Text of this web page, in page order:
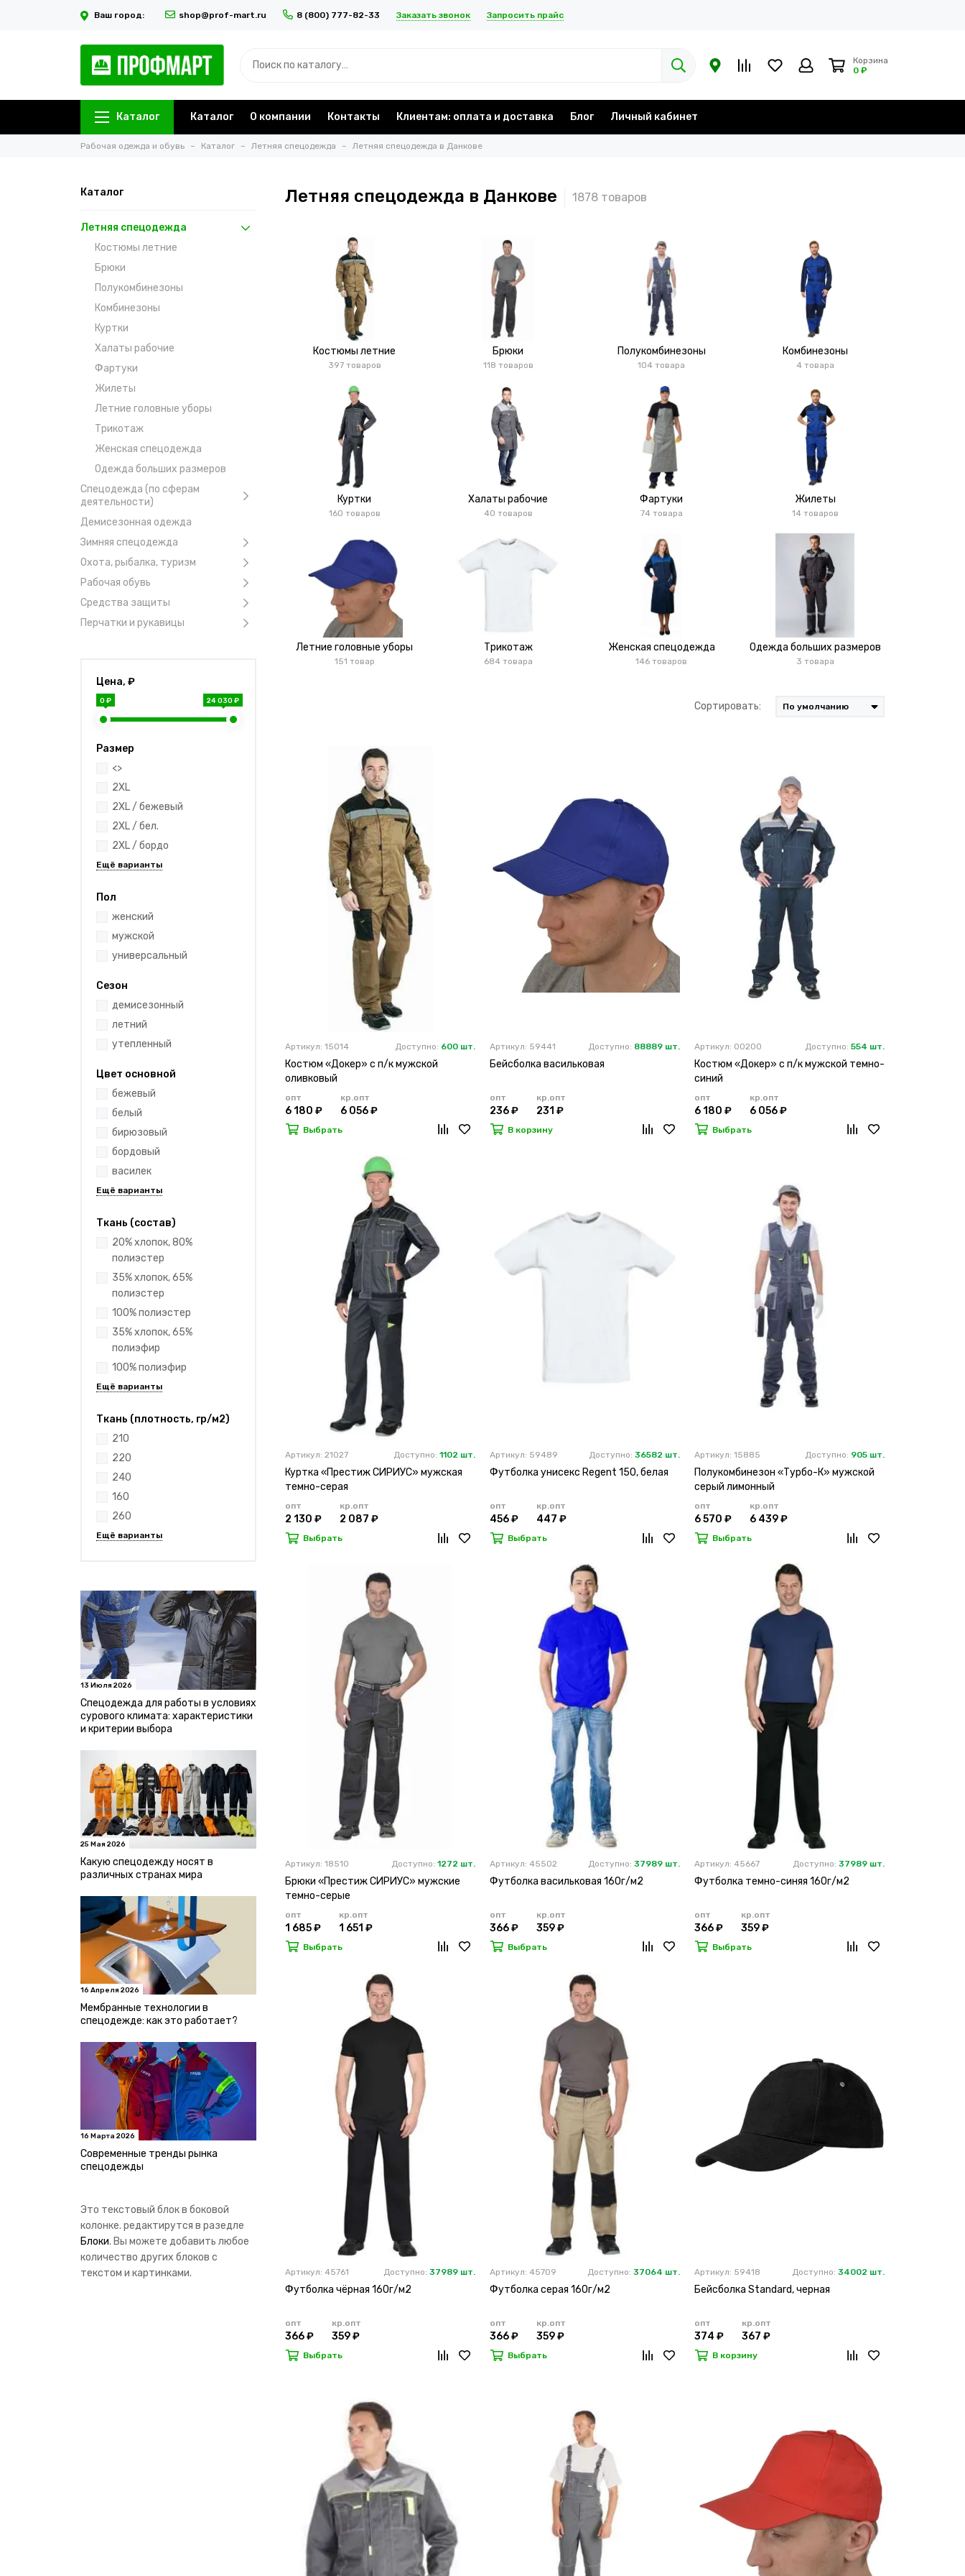
Ваш город: shop@prof-mart.ru 8 (800) 777-82-33 Заказать звонок Запросить прайс
Корзина
0 ₽
Каталог Каталог О компании Контакты Клиентам: оплата и доставка Блог Личный кабинет
Рабочая одежда и обувь Каталог Летняя спецодежда Летняя спецодежда в Данкове
Каталог
Летняя спецодежда
Костюмы летние
Брюки
Полукомбинезоны
Комбинезоны
Куртки
Халаты рабочие
Фартуки
Жилеты
Летние головные уборы
Трикотаж
Женская спецодежда
Одежда больших размеров
Спецодежда (по сферам
деятельности)
Демисезонная одежда
Зимняя спецодежда
Охота, рыбалка, туризм
Рабочая обувь
Средства защиты
Перчатки и рукавицы
Цена, ₽
0 ₽ 24 030 ₽
Размер
<>
2XL
2XL / бежевый
2XL / бел.
2XL / бордо
Пол
женский
мужской
универсальный
Сезон
демисезонный
летний
утепленный
Цвет основной
бежевый
белый
бирюзовый
бордовый
василек
Ткань (состав)
20% хлопок, 80%
полиэстер
35% хлопок, 65%
полиэстер
100% полиэстер
35% хлопок, 65%
полиэфир
100% полиэфир
Ткань (плотность, гр/м2)
210
220
240
160
260
13 Июля 2026
Спецодежда для работы в условиях
сурового климата: характеристики
и критерии выбора
25 Мая 2026
Какую спецодежду носят в
различных странах мира
16 Апреля 2026
Мембранные технологии в
спецодежде: как это работает?
16 Марта 2026
Современные тренды рынка
спецодежды
Это текстовый блок в боковой
колонке. редактирутся в разедле
Блоки. Вы можете добавить любое
количество других блоков с
текстом и картинками.
Летняя спецодежда в Данкове
Костюмы летние
397 товаров
Брюки
118 товаров
Полукомбинезоны
104 товара
Комбинезоны
4 товара
Куртки
160 товаров
Халаты рабочие
40 товаров
Фартуки
74 товара
Жилеты
14 товаров
Летние головные уборы
151 товар
Трикотаж
684 товара
Женская спецодежда
146 товаров
Одежда больших размеров
3 товара
Сортировать:
Артикул: 15014 Доступно: 600 шт.
Костюм «Докер» с п/к мужской
оливковый
опт
6 180 ₽
кр.опт
6 056 ₽
Выбрать
Артикул: 59441 Доступно: 88889 шт.
Бейсболка васильковая
опт
236 ₽
кр.опт
231 ₽
В корзину
Артикул: 00200 Доступно: 554 шт.
Костюм «Докер» с п/к мужской темно-
синий
опт
6 180 ₽
кр.опт
6 056 ₽
Выбрать
Артикул: 21027 Доступно: 1102 шт.
Куртка «Престиж СИРИУС» мужская
темно-серая
опт
2 130 ₽
кр.опт
2 087 ₽
Выбрать
Артикул: 59489 Доступно: 36582 шт.
Футболка унисекс Regent 150, белая
опт
456 ₽
кр.опт
447 ₽
Выбрать
Артикул: 15885 Доступно: 905 шт.
Полукомбинезон «Турбо-К» мужской
серый лимонный
опт
6 570 ₽
кр.опт
6 439 ₽
Выбрать
Артикул: 18510 Доступно: 1272 шт.
Брюки «Престиж СИРИУС» мужские
темно-серые
опт
1 685 ₽
кр.опт
1 651 ₽
Выбрать
Артикул: 45502 Доступно: 37989 шт.
Футболка васильковая 160г/м2
опт
366 ₽
кр.опт
359 ₽
Выбрать
Артикул: 45667 Доступно: 37989 шт.
Футболка темно-синяя 160г/м2
опт
366 ₽
кр.опт
359 ₽
Выбрать
Артикул: 45761 Доступно: 37989 шт.
Футболка чёрная 160г/м2
опт
366 ₽
кр.опт
359 ₽
Выбрать
Артикул: 45709 Доступно: 37064 шт.
Футболка серая 160г/м2
опт
366 ₽
кр.опт
359 ₽
Выбрать
Артикул: 59418 Доступно: 34002 шт.
Бейсболка Standard, черная
опт
374 ₽
кр.опт
367 ₽
В корзину